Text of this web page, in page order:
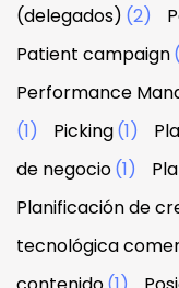
(delegados) (2)
Patient campaign
Performance
(1)
Picking(1)
de negocio(1)
Planificación de
tecnológica